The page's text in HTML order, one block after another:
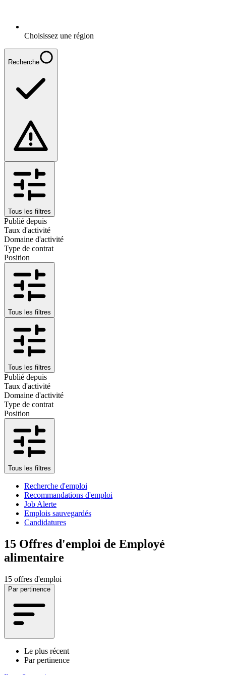
Choisissez une région
Recherche
Tous les filtres
Publié depuis
Taux d'activité
Domaine d'activité
Type de contrat
Position
Tous les filtres
Tous les filtres
Publié depuis
Taux d'activité
Domaine d'activité
Type de contrat
Position
Tous les filtres
Recherche d'emploi
Recommandations d'emploi
Job Alerte
Emplois sauvegardés
Candidatures
15 Offres d'emploi de Employé
alimentaire
15 offres d'emploi
Par pertinence
Le plus récent
Par pertinence